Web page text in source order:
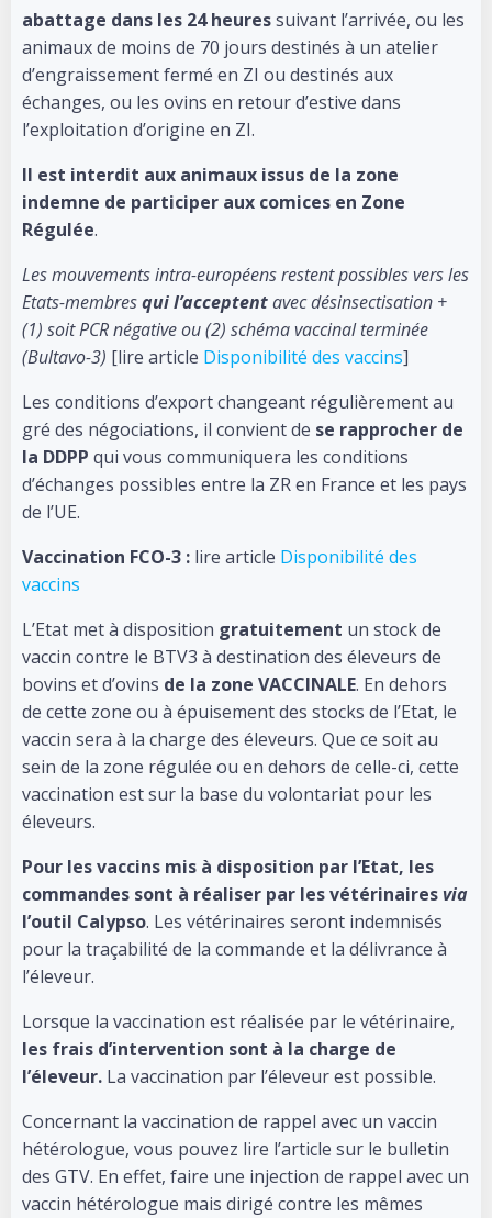
abattage dans les 24 heuressuivant l’arrivée, ou les
animaux de moins de 70 jours destinés à un atelier
d’engraissement fermé en ZI ou destinés aux
échanges, ou les ovins en retour d’estive dans
l’exploitation d’origine en ZI.
Il est interdit aux animaux issus de la zone
indemne de participer aux comices en Zone
Régulée.
Les mouvements intra-européens restent possibles vers les
Etats-membresqui l’acceptentavec désinsectisation +
(1) soit PCR négative ou (2) schéma vaccinal terminée
(Bultavo-3) [lire article Disponibilité des vaccins]
Les conditions d’export changeant régulièrement au
gré des négociations, il convient de se rapprocher de
la DDPP qui vous communiquera les conditions
d’échanges possibles entre la ZR en France et les pays
de l’UE.
Vaccination FCO-3 : lire article Disponibilité des
vaccins
L’Etat met à disposition gratuitement un stock de
vaccin contre le BTV3 à destination des éleveurs de
bovins et d’ovins de la zone VACCINALE. En dehors
de cette zone ou à épuisement des stocks de l’Etat, le
vaccin sera à la charge des éleveurs. Que ce soit au
sein de la zone régulée ou en dehors de celle-ci, cette
vaccination est sur la base du volontariat pour les
éleveurs.
Pour les vaccins mis à disposition par l’Etat, les
commandes sont à réaliser par les vétérinairesvia
l’outil Calypso. Les vétérinaires seront indemnisés
pour la traçabilité de la commande et la délivrance à
l’éleveur.
Lorsque la vaccination est réalisée par le vétérinaire,
les frais d’intervention sont à la charge de
l’éleveur. La vaccination par l’éleveur est possible.
Concernant la vaccination de rappel avec un vaccin
hétérologue, vous pouvez lire l’article sur le bulletin
des GTV. En effet, faire une injection de rappel avec un
vaccin hétérologue mais dirigé contre les mêmes